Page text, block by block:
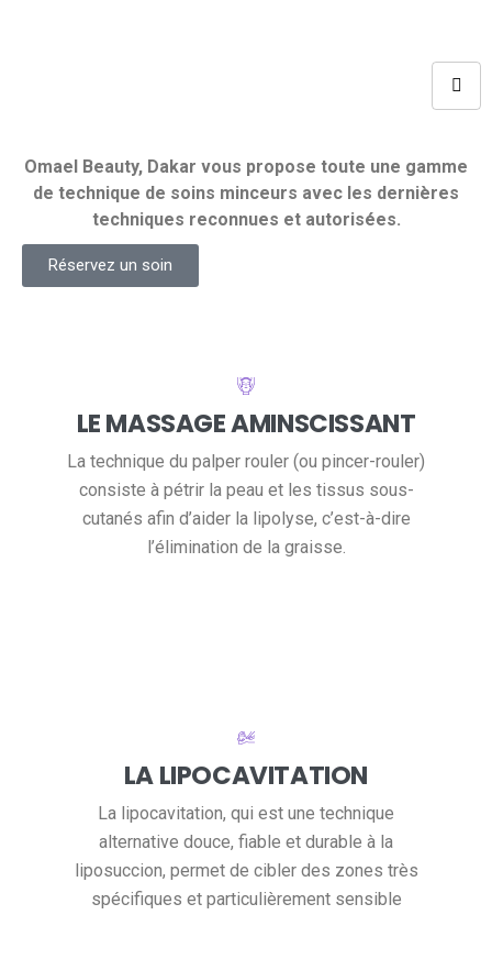
Omael Beauty, Dakar vous propose toute une gamme
de technique de soins minceurs avec les dernières
techniques reconnues et autorisées.
Réservez un soin
LE MASSAGE AMINSCISSANT
La technique du palper rouler (ou pincer-rouler)
consiste à pétrir la peau et les tissus sous-
cutanés afin d’aider la lipolyse, c’est-à-dire
l’élimination de la graisse.
LA LIPOCAVITATION
La lipocavitation, qui est une technique
alternative douce, fiable et durable à la
liposuccion, permet de cibler des zones très
spécifiques et particulièrement sensible